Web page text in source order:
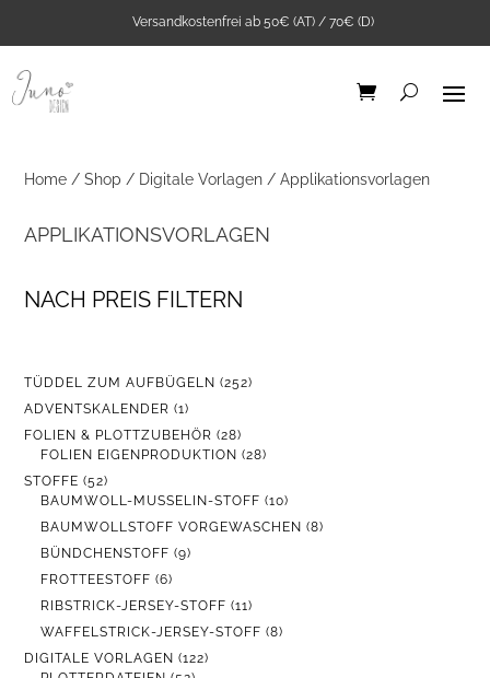
Versandkostenfrei ab 50€ (AT) / 70€ (D)
Home /Shop / Digitale Vorlagen / Applikationsvorlagen
APPLIKATIONSVORLAGEN
NACH PREIS FILTERN
TÜDDEL ZUM AUFBÜGELN 252252
ADVENTSKALENDER 11
PRODUKT
FOLIEN & PLOTTZUBEHÖR 2828
PRODUKTE
FOLIEN EIGENPRODUKTION 2828
STOFFE 5252
PRODUKTE
BAUMWOLL-MUSSELIN-STOFF 1010
PRODUKTE
BAUMWOLLSTOFF VORGEWASCHEN 88
BÜNDCHENSTOFF 99
FROTTEESTOFF 66
PRODUKTE
RIBSTRICK-JERSEY-STOFF 1111
PRODUKTE
WAFFELSTRICK-JERSEY-STOFF 88
DIGITALE VORLAGEN 122122